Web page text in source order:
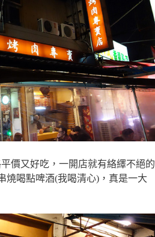
價又好吃，一開店就有絡繹不絕的
燒喝點啤酒(我喝清心)，真是一大